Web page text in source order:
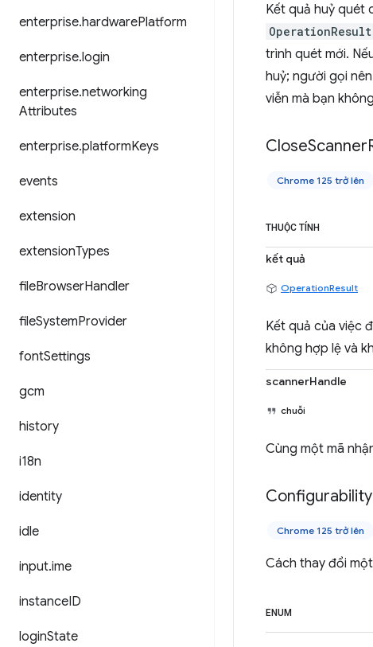
enterprise.hardwarePlatform
enterprise.login
enterprise.networking
Attributes
enterprise.platformKeys
events
extension
extensionTypes
fileBrowserHandler
fileSystemProvider
fontSettings
gcm
history
i18n
identity
idle
input.ime
instanceID
loginState
Kết quả huỷ quét
trình quét mới.
huỷ; người gọi
viễn mà bạn
CloseScanner
Chrome 125 trở lên
THUỘC TÍNH
kết quả
OperationResult
Kết quả của việc
không hợp lệ và
scannerHandle
chuỗi
Cùng một mã
Configurability
Chrome 125 trở lên
Cách thay đổi
ENUM